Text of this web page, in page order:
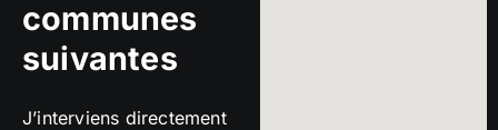
communes
suivantes
J’interviens directement